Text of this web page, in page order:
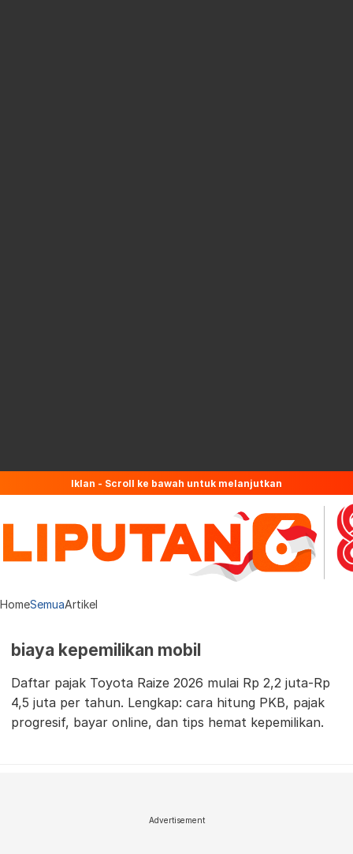
Iklan - Scroll ke bawah untuk melanjutkan
HomeSemuaArtikel
biaya kepemilikan mobil
Daftar pajak Toyota Raize 2026 mulai Rp 2,2 juta-Rp
4,5 juta per tahun. Lengkap: cara hitung PKB, pajak
progresif, bayar online, dan tips hemat kepemilikan.
Advertisement